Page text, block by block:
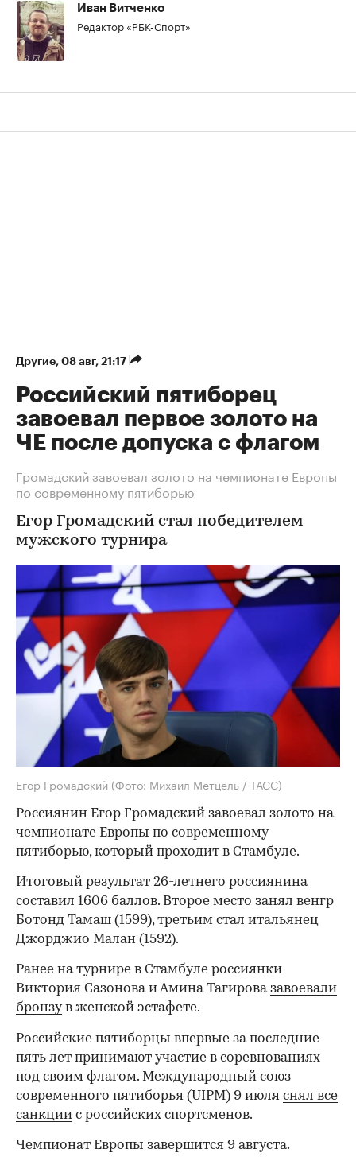
Иван Витченко
Редактор «РБК-Спорт»
Другие⁠, 08 авг, 21:17
Российский пятиборец
завоевал первое золото на
ЧЕ после допуска с флагом
Громадский завоевал золото на чемпионате Европы
по современному пятиборью
Егор Громадский стал победителем
мужского турнира
Егор Громадский (Фото: Михаил Метцель / ТАСС)
Россиянин Егор Громадский завоевал золото на
чемпионате Европы по современному
пятиборью, который проходит в Стамбуле.
Итоговый результат 26-летнего россиянина
составил 1606 баллов. Второе место занял венгр
Ботонд Тамаш (1599), третьим стал итальянец
Джорджио Малан (1592).
Ранее на турнире в Стамбуле россиянки
Виктория Сазонова и Амина Тагировазавоевали
бронзув женской эстафете.
Российские пятиборцы впервые за последние
пять лет принимают участие в соревнованиях
под своим флагом. Международный союз
современного пятиборья (UIPM) 9 июля снял все
санкции с российских спортсменов.
Чемпионат Европы завершится 9 августа.